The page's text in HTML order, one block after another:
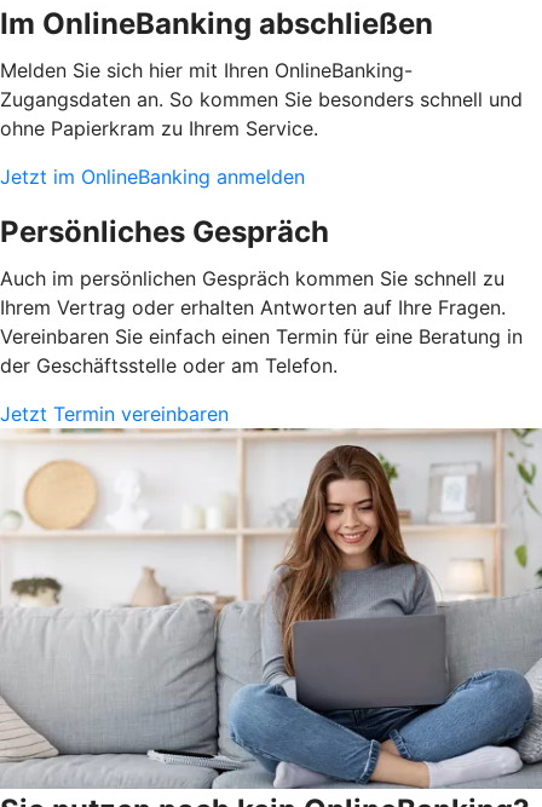
Im OnlineBanking abschließen
Melden Sie sich hier mit Ihren OnlineBanking-
Zugangsdaten an. So kommen Sie besonders schnell und
ohne Papierkram zu Ihrem Service.
Jetzt im OnlineBanking anmelden
Persönliches Gespräch
Auch im persönlichen Gespräch kommen Sie schnell zu
Ihrem Vertrag oder erhalten Antworten auf Ihre Fragen.
Vereinbaren Sie einfach einen Termin für eine Beratung in
der Geschäftsstelle oder am Telefon.
Jetzt Termin vereinbaren